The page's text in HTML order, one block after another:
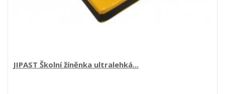
JIPAST Školní žíněnka ultralehká...